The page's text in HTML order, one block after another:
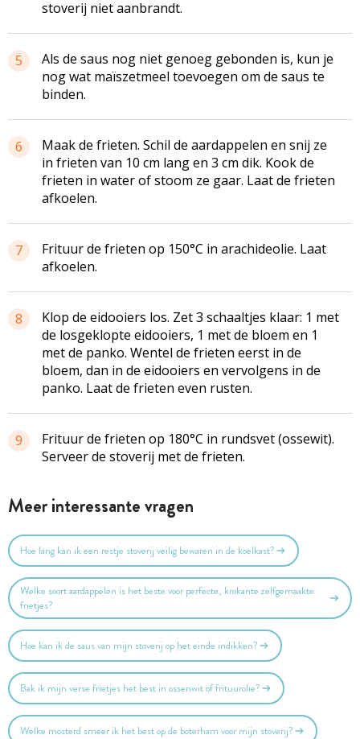
stoverij niet aanbrandt.
5
Als de saus nog niet genoeg gebonden is, kun je
nog wat maïszetmeel toevoegen om de saus te
binden.
6
Maak de frieten. Schil de aardappelen en snij ze
in frieten van 10 cm lang en 3 cm dik. Kook de
frieten in water of stoom ze gaar. Laat de frieten
afkoelen.
7
Frituur de frieten op 150°C in arachideolie. Laat
afkoelen.
8
Klop de eidooiers los. Zet 3 schaaltjes klaar: 1 met
de losgeklopte eidooiers, 1 met de bloem en 1
met de panko. Wentel de frieten eerst in de
bloem, dan in de eidooiers en vervolgens in de
panko. Laat de frieten even rusten.
9
Frituur de frieten op 180°C in rundsvet (ossewit).
Serveer de stoverij met de frieten.
Meer interessante vragen
Hoe lang kan ik een restje stoverij veilig bewaren in de koelkast?
Welke soort aardappelen is het beste voor perfecte, krokante zelfgemaakte
frietjes?
Hoe kan ik de saus van mijn stoverij op het einde indikken?
Bak ik mijn verse frietjes het best in ossenwit of frituurolie?
Welke mosterd smeer ik het best op de boterham voor mijn stoverij?